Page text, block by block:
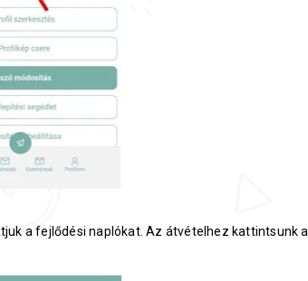
a fejlődési naplókat. Az átvételhez kattintsunk